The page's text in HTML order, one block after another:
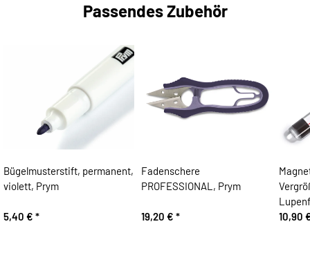
Passendes Zubehör
Bügelmusterstift, permanent,
violett, Prym
5,40 € *
Fadenschere
PROFESSIONAL, Prym
19,20 € *
10,90